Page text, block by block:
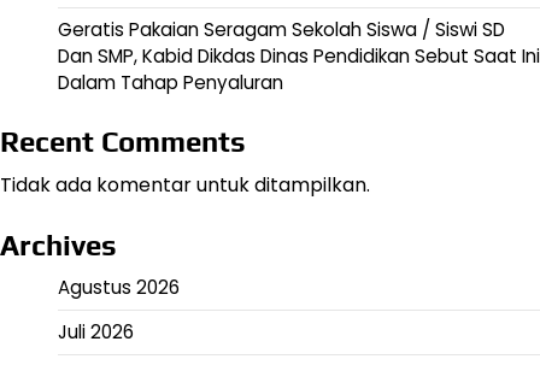
Geratis Pakaian Seragam Sekolah Siswa / Siswi SD
Dan SMP, Kabid Dikdas Dinas Pendidikan Sebut Saat Ini
Dalam Tahap Penyaluran
Recent Comments
Tidak ada komentar untuk ditampilkan.
Archives
Agustus 2026
Juli 2026